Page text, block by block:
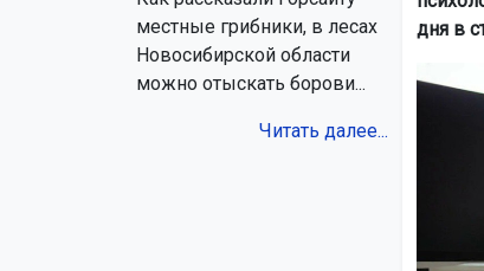
местные грибники, в лесах
Новосибирской области
можно отыскать борови...
Читать далее...
дня в